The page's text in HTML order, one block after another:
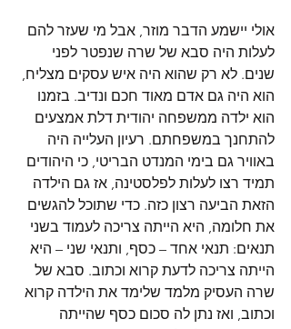
אולי יישמע הדבר מוזר, אבל מי שעזר להם
לעלות היה סבא של שרה שנפטר לפני
שנים. לא רק שהוא היה איש עסקים מצליח,
הוא היה גם אדם מאוד חכם ונדיב. בזמנו
הוא ילדה ממשפחה יהודית דלת אמצעים
להתחנך במשפחתם. רעיון העלייה היה
באוויר גם בימי המנדט הבריטי, כי היהודים
תמיד רצו לעלות לפלסטינה, אז גם הילדה
הזאת הביעה רצון כזה. כדי שתוכל להגשים
את חלומה, היא הייתה צריכה לעמוד בשני
תנאים: תנאי אחד – כסף, ותנאי שני – היא
הייתה צריכה לדעת קרוא וכתוב. סבא של
שרה העסיק מלמד שלימד את הילדה קרוא
וכתוב, ואז נתן לה סכום כסף שהייתה